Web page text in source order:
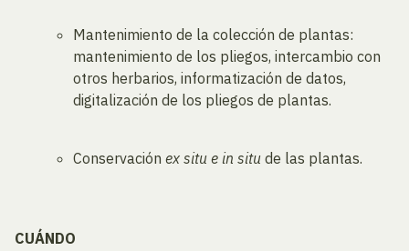
Mantenimiento de la colección de plantas:
mantenimiento de los pliegos, intercambio con
otros herbarios, informatización de datos,
digitalización de los pliegos de plantas.
Conservación ex situ e in situ de las plantas.
CUÁNDO